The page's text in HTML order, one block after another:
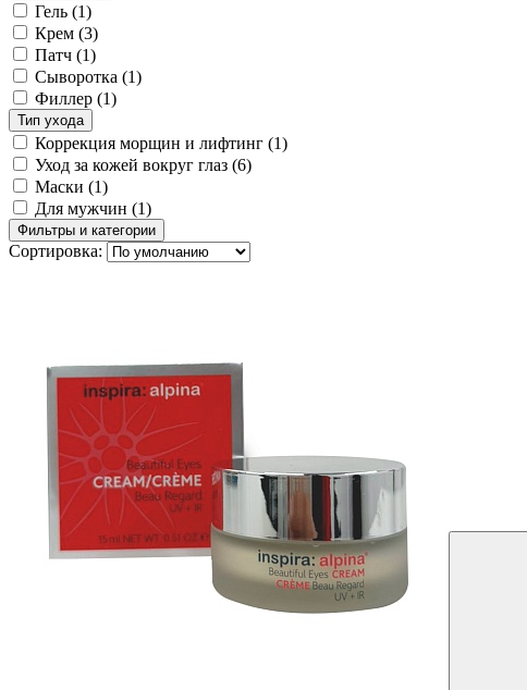
Гель (1)
Крем (3)
Патч (1)
Сыворотка (1)
Филлер (1)
Тип ухода
Коррекция морщин и лифтинг (1)
Уход за кожей вокруг глаз (6)
Маски (1)
Для мужчин (1)
Фильтры и категории
Сортировка: